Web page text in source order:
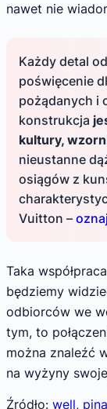
nawet nie
Każdy detal
poświęcenie
pożądanych i
konstrukcja
kultury,
nieustanne
osiągów z
Vuitton –
Taka
będziemy
odbiorców we
tym, to
można znaleźć
na wyżyny
Źródło: well,